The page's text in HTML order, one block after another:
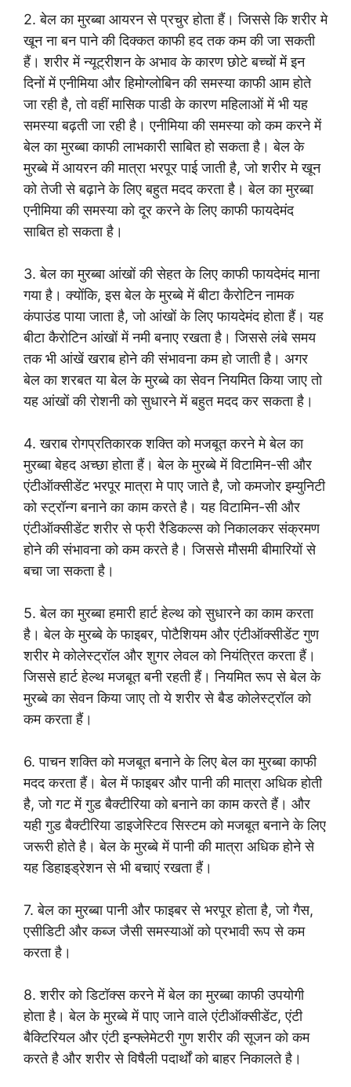
2. बेल का मुरब्बा आयरन से प्रचुर होता हैं। जिससे कि शरीर मे
खून ना बन पाने की दिक्कत काफी हद तक कम की जा सकती
हैं। शरीर में न्यूट्रीशन के अभाव के कारण छोटे बच्चों में इन
दिनों में एनीमिया और हिमोग्लोबिन की समस्या काफी आम होते
जा रही है, तो वहीं मासिक पाडी के कारण महिलाओं में भी यह
समस्या बढ़ती जा रही है। एनीमिया की समस्या को कम करने में
बेल का मुरब्बा काफी लाभकारी साबित हो सकता है। बेल के
मुरब्बे में आयरन की मात्रा भरपूर पाई जाती है, जो शरीर मे खून
को तेजी से बढ़ाने के लिए बहुत मदद करता है। बेल का मुरब्बा
एनीमिया की समस्या को दूर करने के लिए काफी फायदेमंद
साबित हो सकता है।
3. बेल का मुरब्बा आंखों की सेहत के लिए काफी फायदेमंद माना
गया है। क्योंकि, इस बेल के मुरब्बे में बीटा कैरोटिन नामक
कंपाउंड पाया जाता है, जो आंखों के लिए फायदेमंद होता हैं। यह
बीटा कैरोटिन आंखों में नमी बनाए रखता है। जिससे लंबे समय
तक भी आंखें खराब होने की संभावना कम हो जाती है। अगर
बेल का शरबत या बेल के मुरब्बे का सेवन नियमित किया जाए तो
यह आंखों की रोशनी को सुधारने में बहुत मदद कर सकता है।
4. खराब रोगप्रतिकारक शक्ति को मजबूत करने मे बेल का
मुरब्बा बेहद अच्छा होता हैं। बेल के मुरब्बे में विटामिन-सी और
एंटीऑक्सीडेंट भरपूर मात्रा मे पाए जाते है, जो कमजोर इम्युनिटी
को स्ट्रॉन्ग बनाने का काम करते है। यह विटामिन-सी और
एंटीऑक्सीडेंट शरीर से फ्री रैडिकल्स को निकालकर संक्रमण
होने की संभावना को कम करते है। जिससे मौसमी बीमारियों से
बचा जा सकता है।
5. बेल का मुरब्बा हमारी हार्ट हेल्थ को सुधारने का काम करता
है। बेल के मुरब्बे के फाइबर, पोटैशियम और एंटीऑक्सीडेंट गुण
शरीर मे कोलेस्ट्रॉल और शुगर लेवल को नियंत्रित करता हैं।
जिससे हार्ट हेल्थ मजबूत बनी रहती हैं। नियमित रूप से बेल के
मुरब्बे का सेवन किया जाए तो ये शरीर से बैड कोलेस्ट्रॉल को
कम करता हैं।
6. पाचन शक्ति को मजबूत बनाने के लिए बेल का मुरब्बा काफी
मदद करता हैं। बेल में फाइबर और पानी की मात्रा अधिक होती
है, जो गट में गुड बैक्टीरिया को बनाने का काम करते हैं। और
यही गुड बैक्टीरिया डाइजेस्टिव सिस्टम को मजबूत बनाने के लिए
जरूरी होते है। बेल के मुरब्बे में पानी की मात्रा अधिक होने से
यह डिहाइड्रेशन से भी बचाएं रखता हैं।
7. बेल का मुरब्बा पानी और फाइबर से भरपूर होता है, जो गैस,
एसीडिटी और कब्ज जैसी समस्याओं को प्रभावी रूप से कम
करता है।
8. शरीर को डिटॉक्स करने में बेल का मुरब्बा काफी उपयोगी
होता है। बेल के मुरब्बे में पाए जाने वाले एंटीऑक्सीडेंट, एंटी
बैक्टिरियल और एंटी इन्फ्लेमेटरी गुण शरीर की सूजन को कम
करते है और शरीर से विषैली पदार्थों को बाहर निकालते है।